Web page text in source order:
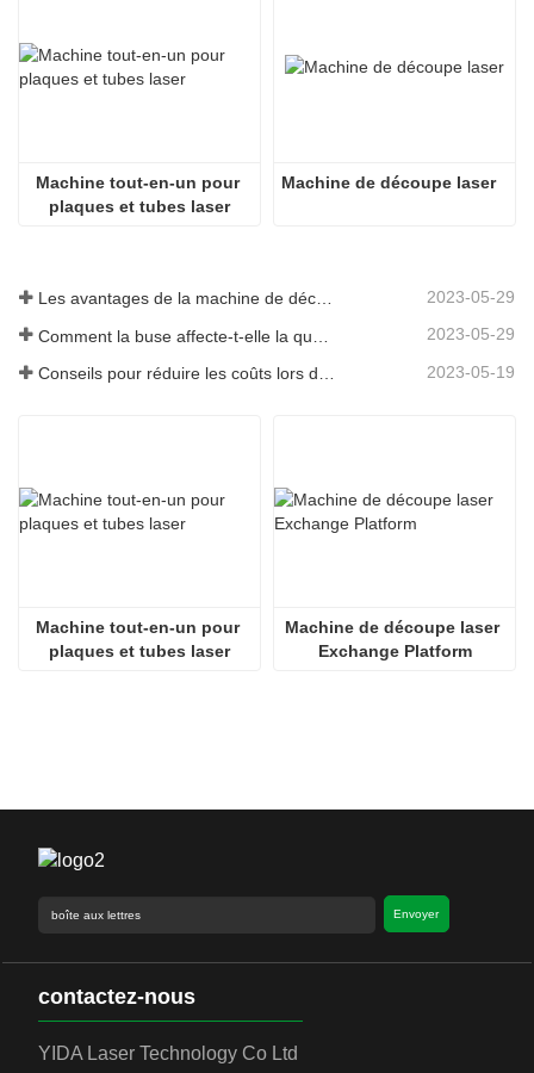
Machine tout-en-un pour
plaques et tubes laser
Machine de découpe laser
Les avantages de la machine de découpe laser intégrée à plaque et tube 2023-05-29
2023-05-29
2023-05-19
Machine tout-en-un pour
plaques et tubes laser
Machine de découpe laser
Exchange Platform
Envoyer
contactez-nous
YIDA Laser Technology Co Ltd